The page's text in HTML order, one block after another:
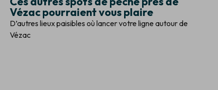
Vézac pourraient vous plaire
D’autres lieux paisibles où lancer votre ligne autour de
Vézac